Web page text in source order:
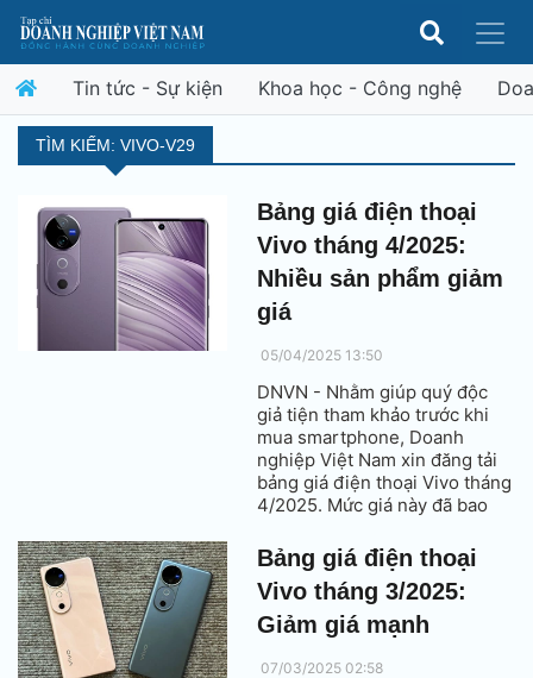
Tin tức - Sự kiện Khoa học - Công nghệ
TÌM KIẾM: VIVO-V29
Bảng giá điện thoại
Vivo tháng 4/2025:
Nhiều sản phẩm giảm
giá
05/04/2025 13:50
DNVN - Nhằm giúp quý độc
giả tiện tham khảo trước khi
mua smartphone, Doanh
nghiệp Việt Nam xin đăng tải
bảng giá điện thoại Vivo tháng
4/2025. Mức giá này đã bao
Bảng giá điện thoại
Vivo tháng 3/2025:
Giảm giá mạnh
07/03/2025 02:58